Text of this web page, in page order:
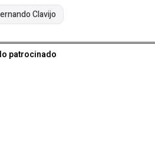
Clavijo
patrocinado